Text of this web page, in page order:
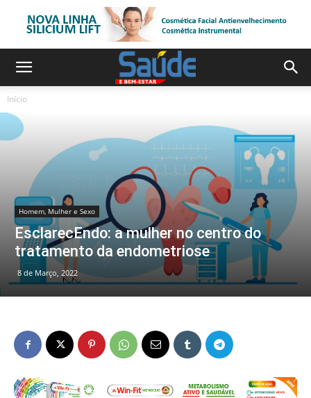
Início
Homem, Mulher e Sexo
EsclarecEndo: a mulher no centro do
tratamento da endometriose
8 de Março, 2022